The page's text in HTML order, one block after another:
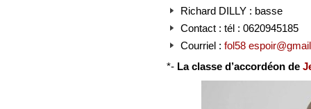
Richard DILLY : basse
Contact : tél : 0620945185
Courriel : fol58
*- La classe d’accordéon de